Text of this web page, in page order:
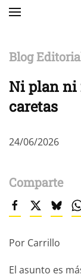
Blog
Ni plan ni
caretas
24/06/2026
Comparte
Por Carrillo
El asunto es